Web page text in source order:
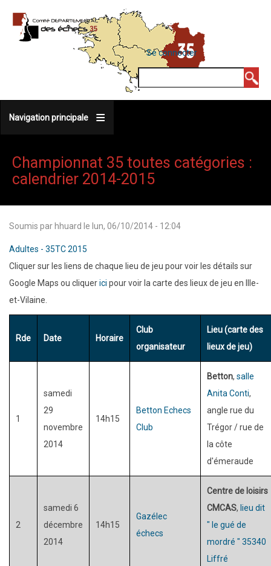
contenu
MENU
DU
COMPTE
DE
Se connecter
Navigation principale
Championnat 35 toutes catégories :
calendrier 2014-2015
Soumis par hhuard le lun, 06/10/2014 - 12:04
Adultes - 35TC 2015
Cliquer sur les liens de chaque lieu de jeu pour voir les détails sur
Google Maps ou cliquerici pour voir la carte des lieux de jeu en Ille-
et-Vilaine.
Rde Date Horaire
Club
organisateur
Lieu (carte des
lieux de jeu)
1
samedi
29
novembre
2014
14h15
Betton Echecs
Club
Betton, salle
Anita Conti,
angle rue du
Trégor / rue de
la côte
d'émeraude
2
samedi 6
décembre
2014
14h15
Gazélec
échecs
Centre de loisirs
CMCAS, lieu dit
" le gué de
mordré " 35340
Liffré